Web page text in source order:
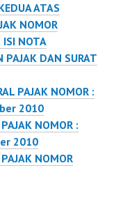
ATAS
NOMOR
NOTA
PAJAK DAN SURAT
PAJAK NOMOR :
2010
NOMOR :
2010
NOMOR